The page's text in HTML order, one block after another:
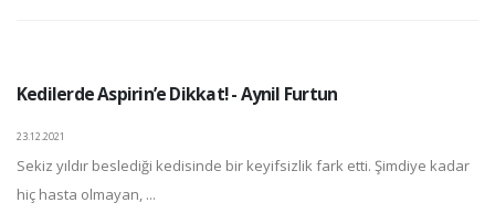
Kedilerde Aspirin’e Dikkat! - Aynil Furtun
23.12.2021
Sekiz yıldır beslediği kedisinde bir keyifsizlik fark etti. Şimdiye kadar
hiç hasta olmayan, ...